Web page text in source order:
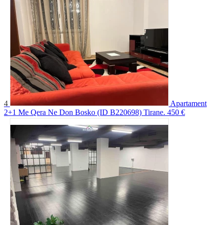
4
Apartament
2+1 Me Qera Ne Don Bosko (ID B220698) Tirane. 450 €